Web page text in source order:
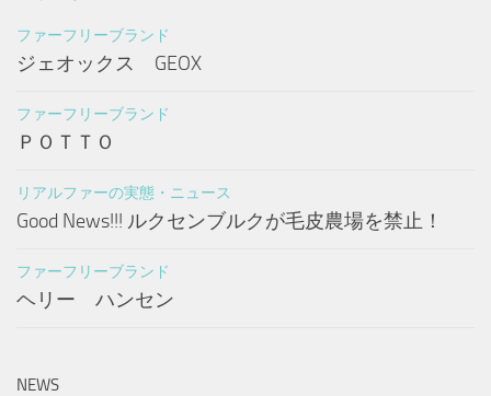
ファーフリーブランド
ジェオックス GEOX
ファーフリーブランド
ＰＯＴＴＯ
リアルファーの実態・ニュース
Good News!!! ルクセンブルクが毛皮農場を禁止！
ファーフリーブランド
ヘリー ハンセン
NEWS